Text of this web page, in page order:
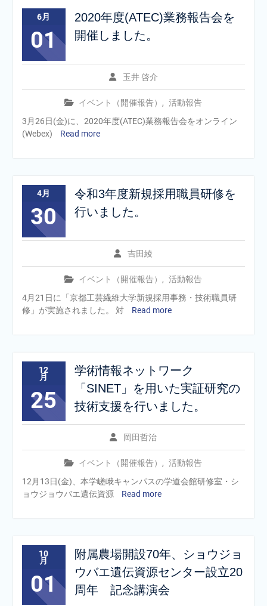
6月
01
2020年度(ATEC)業務報告会を
開催しました。
玉井 啓介
イベント（開催報告） , 活動報告
3月26日(金)に、2020年度(ATEC)業務報告会をオンライン
(Webex)
Read more
4月
30
令和3年度新規採用職員研修を
行いました。
吉田綾
イベント（開催報告） , 活動報告
4月21日に「京都工芸繊維大学新規採用事務・技術職員研
修」が実施されました。 対
Read more
12
月
25
学術情報ネットワーク
「SINET」を用いた実証研究の
技術支援を行いました。
岡田哲治
イベント（開催報告） , 活動報告
12月13日(金)、本学嵯峨キャンパスの学道会館研修室・シ
ョウジョウバエ遺伝資源
Read more
10
月
01
附属農場開設70年、ショウジョ
ウバエ遺伝資源センター設立20
周年 記念講演会